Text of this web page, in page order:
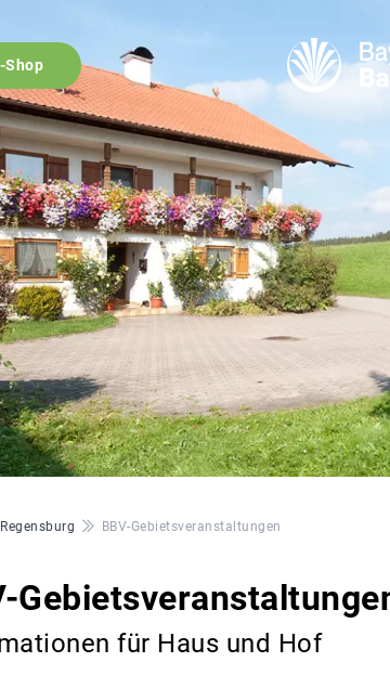
Shop
Regensburg BBV-Gebietsveranstaltungen
für Haus und Hof